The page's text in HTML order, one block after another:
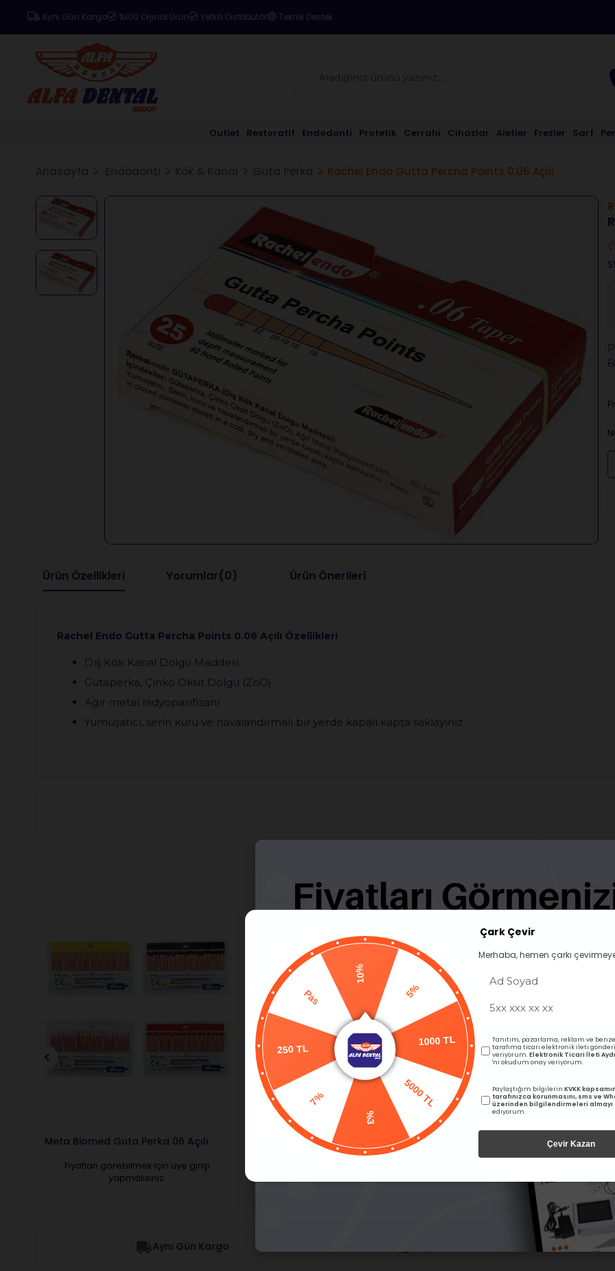
Aynı Gün Kargo %100 Orjinal Ürün Yetkili Distribütör Teknik Destek
Outlet Restoratif Endodonti Protetik Cerrahi Cihazlar Aletler Frezler Sarf
Rachel Endo Gutta Percha Points 0.06 Açılı
›
Ürün Özellikleri Yorumlar(0) Ürün Önerileri
Rachel Endo Gutta Percha Points 0.06 Açılı Özellikleri
Diş Kök Kanal Dolgu Maddesi
Gütaperka, Çinko Oksit Dolgu (ZnO)
Ağır metal radyopasıfizanı
Yumuşatıcı, serin kuru ve havalandırmalı bir yerde kapalı kapta saklayınız
Meta Biomed Guta Perka 06 Açılı
Fiyatları görebilmek için üye girişi
yapmalısınız.
Omega Gutta Percha Açılı Omega Gutta Percha
Aynı Gün Kargo
10%
5%
1000 TL
5000 TL
%3
7%
Pas
Çark Çevir
Merhaba, hemen çarkı
Tanıtım, pazarlama, reklam ve
tarafıma ticari elektronik ileti
veriyorum.Elektronik Ticari İleti
'ni okudum onay veriyorum.
Paylaştığım bilgilerin KVKK
tarafınızca korunmasını, sms ve
üzerinden bilgilendirmeleri almayı
ediyorum.
Çevir Kazan